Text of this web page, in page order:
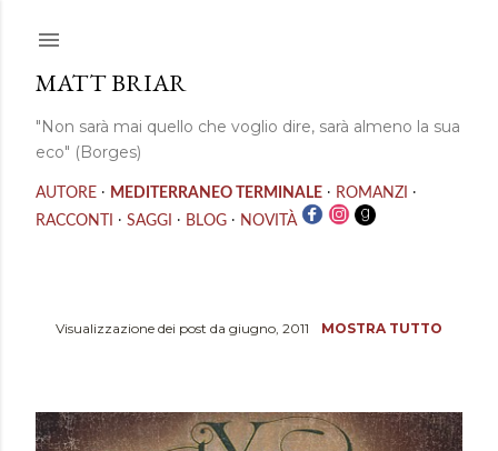
MATT BRIAR
"Non sarà mai quello che voglio dire, sarà almeno la sua
eco" (Borges)
AUTORE · MEDITERRANEO TERMINALE · ROMANZI ·
RACCONTI · SAGGI · BLOG · NOVITÀ
t
Visualizzazione dei post da giugno, 2011 MOSTRA TUTTO